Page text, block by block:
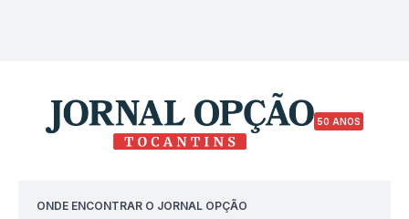
50 ANOS
ONDE ENCONTRAR O JORNAL OPÇÃO